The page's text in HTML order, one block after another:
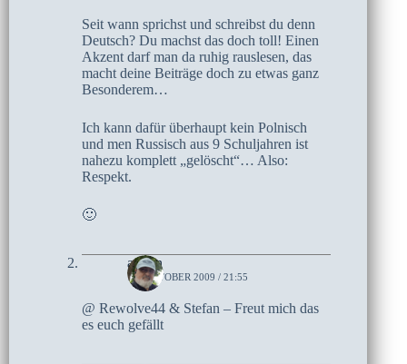
Seit wann sprichst und schreibst du denn
Deutsch? Du machst das doch toll! Einen
Akzent darf man da ruhig rauslesen, das
macht deine Beiträge doch zu etwas ganz
Besonderem…
Ich kann dafür überhaupt kein Polnisch
und men Russisch aus 9 Schuljahren ist
nahezu komplett „gelöscht“… Also:
Respekt.
🙂
admin
15. OKTOBER 2009 / 21:55
@ Rewolve44 & Stefan – Freut mich das
es euch gefällt